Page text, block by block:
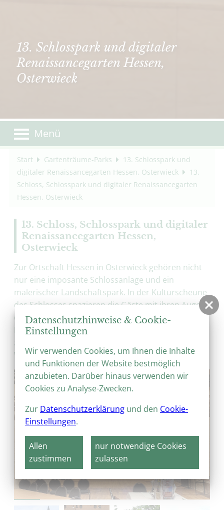
13. Schlosspark und digitaler
Renaissancegarten Hessen,
Osterwieck
Menü
Start Gartenträume-Parks
13. Schlosspark und
digitaler Renaissancegarten Hessen, Osterwieck
13.
Schloss, Schlosspark und digitaler Renaissancegarten
Hessen, Osterwieck
13. Schloss, Schlosspark und digitaler
Renaissancegarten Hessen,
Osterwieck
Zur Ortschaft Hessen in Osterwieck gehören nicht
nur eine imposante Schlossanlage und ein
malerischer Landschaftspark. In der Kulturscheune
des Schlosses spazieren die Gäste mit ihren Augen
durch einen der bedeutendsten Renaissancegärten
Deutschlands. Das dreidimensionale Filmerlebnis
zeigt den prachtvollen Lustgarten Hessen.
Weitere Infos folgen.
Datenschutzhinweise & Cookie-
Einstellungen
Wir verwenden Cookies, um Ihnen die Inhalte
und Funktionen der Website bestmöglich
anzubieten. Darüber hinaus verwenden wir
Cookies zu Analyse-Zwecken.
Zur Datenschutzerklärung und den Cookie-
Einstellungen.
Allen
zustimmen
nur notwendige Cookies
zulassen